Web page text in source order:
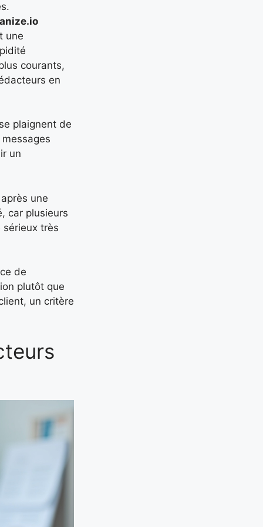
une
courants,
en
plaignent de
un
une
car plusieurs
très
de
plutôt que
un critère